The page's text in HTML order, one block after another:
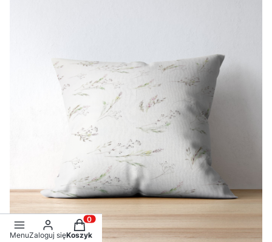
MenuZaloguj się
Produkty w koszyku: 0. Zobacz szczegóły
Koszyk